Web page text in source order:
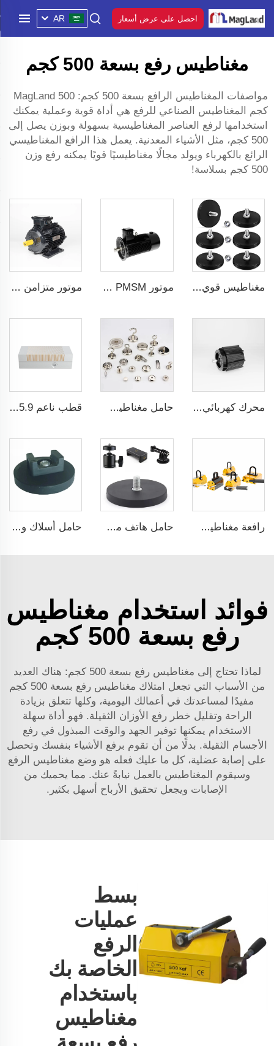
احصل على عرض أسعار AR
مغناطيس رفع بسعة 500 كجم
مواصفات المغناطيس الرافع بسعة 500 كجم: MagLand 500
كجم
المغناطيس الصناعي للرفع هي أداة قوية وعملية يمكنك
استخدامها لرفع العناصر المغناطيسية بسهولة وبوزن يصل إلى
500 كجم، مثل الأشياء المعدنية. يعمل هذا الرافع المغناطيسي
الرائع بالكهرباء ويولد مجالًا مغناطيسيًا قويًا يمكنه رفع وزن
500 كجم بسلاسة!
مغناطيس قوي لتنظيم أدوات المطبخ بخيط ذكر مقاس 43 مم موتور PMSM المُتحكم في تردده 5.5 كيلوواط - 160 كيلوواط موتور متزامن ذو مغناطيس دائم بتحكم في التردد 5.5 كيلو وات - 90 كيلو وات
محرك كهربائي لمشعاع ضغط سلبي 0.55ك و-2.2ك و حامل مغناطيسي بقوة جذب قوية قطب ناعم 17.71x5.9 إنش ذات مركز تلقائي مقعد ماكنة ثني دائم المغناطيسية لآلة الطحن
رافعة مغناطيسية مقاومة بوزن 1000 كجم معتمدة وفق شهادة CE حامل هاتف محمول و GoPro بقوة 55 رطل ودوران 360 درجة مع خيط 1/4 لتصوير الهاتف المحمول وتسجيل الفيديو حامل أسلاك وكابلات بمغناطيس مغطى بالمطاط ذو قوة شد قوية
فوائد استخدام مغناطيس
رفع بسعة 500 كجم
لماذا تحتاج إلى مغناطيس رفع بسعة 500 كجم: هناك العديد
من الأسباب التي تجعل امتلاك مغناطيس رفع بسعة 500 كجم
مفيدًا لمساعدتك في أعمالك اليومية، وكلها تتعلق بزيادة
الراحة وتقليل خطر رفع الأوزان الثقيلة. فهو أداة سهلة
الاستخدام يمكنها توفير الجهد والوقت المبذول في رفع
الأجسام الثقيلة. بدلًا من أن تقوم برفع الأشياء بنفسك وتحصل
على إصابة عضلية، كل ما عليك فعله هو وضع مغناطيس الرفع
وسيقوم المغناطيس بالعمل نيابةً عنك. مما يحميك من
الإصابات ويجعل تحقيق الأرباح أسهل بكثير.
بسط
عمليات
الرفع
الخاصة بك
باستخدام
مغناطيس